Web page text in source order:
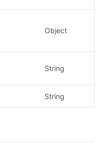
Object
String
String